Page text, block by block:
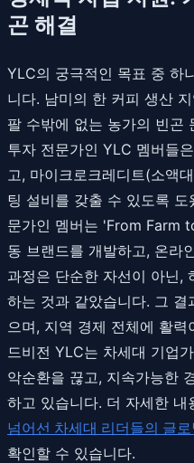
곤 해결
YLC의 궁극적인 목표 중 하
니다. 남미의 한 커피 생산
팔 수밖에 없는 농가의 빈곤
투자 전문가인 YLC 멤버들
고, 마이크로크레디트(소액
팅 설비를 갖출 수 있도록
문가인 멤버는 'From Farm
동 브랜드를 개발하고, 온라
과정은 단순한 자선이 아닌,
하는 것과 같았습니다. 그
으며, 지역 경제 전체에 활
드비전 YLC는 차세대 기업
악순환을 끊고, 지속가능한
하고 있습니다. 더 자세한 내
넘어선 차세대 리더들의 글
확인할 수 있습니다.